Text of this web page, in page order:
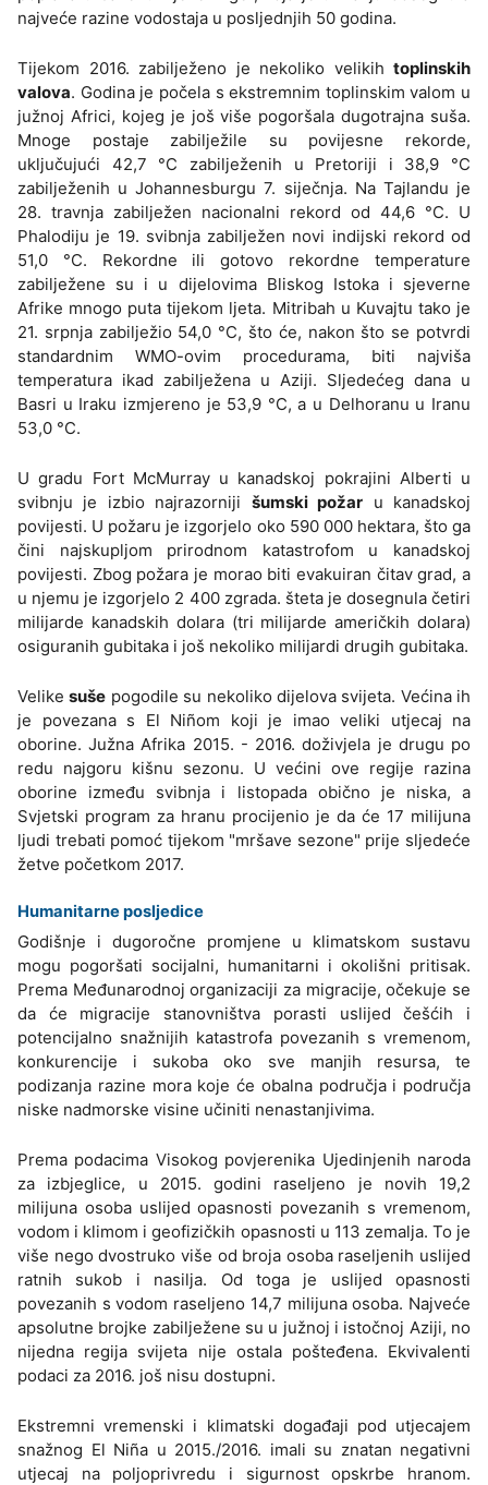
najveće razine vodostaja u posljednjih 50 godina.
Tijekom 2016. zabilježeno je nekoliko velikih toplinskih
valova. Godina je počela s ekstremnim toplinskim valom u
južnoj Africi, kojeg je još više pogoršala dugotrajna suša.
Mnoge postaje zabilježile su povijesne rekorde,
uključujući 42,7 °C zabilježenih u Pretoriji i 38,9 °C
zabilježenih u Johannesburgu 7. siječnja. Na Tajlandu je
28. travnja zabilježen nacionalni rekord od 44,6 °C. U
Phalodiju je 19. svibnja zabilježen novi indijski rekord od
51,0 °C. Rekordne ili gotovo rekordne temperature
zabilježene su i u dijelovima Bliskog Istoka i sjeverne
Afrike mnogo puta tijekom ljeta. Mitribah u Kuvajtu tako je
21. srpnja zabilježio 54,0 °C, što će, nakon što se potvrdi
standardnim WMO-ovim procedurama, biti najviša
temperatura ikad zabilježena u Aziji. Sljedećeg dana u
Basri u Iraku izmjereno je 53,9 °C, a u Delhoranu u Iranu
53,0 °C.
U gradu Fort McMurray u kanadskoj pokrajini Alberti u
svibnju je izbio najrazorniji šumski požar u kanadskoj
povijesti. U požaru je izgorjelo oko 590 000 hektara, što ga
čini najskupljom prirodnom katastrofom u kanadskoj
povijesti. Zbog požara je morao biti evakuiran čitav grad, a
u njemu je izgorjelo 2 400 zgrada. šteta je dosegnula četiri
milijarde kanadskih dolara (tri milijarde američkih dolara)
osiguranih gubitaka i još nekoliko milijardi drugih gubitaka.
Velikesuše pogodile su nekoliko dijelova svijeta. Većina ih
je povezana s El Niñom koji je imao veliki utjecaj na
oborine. Južna Afrika 2015. - 2016. doživjela je drugu po
redu najgoru kišnu sezonu. U većini ove regije razina
oborine između svibnja i listopada obično je niska, a
Svjetski program za hranu procijenio je da će 17 milijuna
ljudi trebati pomoć tijekom "mršave sezone" prije sljedeće
žetve početkom 2017.
Humanitarne posljedice
Godišnje i dugoročne promjene u klimatskom sustavu
mogu pogoršati socijalni, humanitarni i okolišni pritisak.
Prema Međunarodnoj organizaciji za migracije, očekuje se
da će migracije stanovništva porasti uslijed češćih i
potencijalno snažnijih katastrofa povezanih s vremenom,
konkurencije i sukoba oko sve manjih resursa, te
podizanja razine mora koje će obalna područja i područja
niske nadmorske visine učiniti nenastanjivima.
Prema podacima Visokog povjerenika Ujedinjenih naroda
za izbjeglice, u 2015. godini raseljeno je novih 19,2
milijuna osoba uslijed opasnosti povezanih s vremenom,
vodom i klimom i geofizičkih opasnosti u 113 zemalja. To je
više nego dvostruko više od broja osoba raseljenih uslijed
ratnih sukob i nasilja. Od toga je uslijed opasnosti
povezanih s vodom raseljeno 14,7 milijuna osoba. Najveće
apsolutne brojke zabilježene su u južnoj i istočnoj Aziji, no
nijedna regija svijeta nije ostala pošteđena. Ekvivalenti
podaci za 2016. još nisu dostupni.
Ekstremni vremenski i klimatski događaji pod utjecajem
snažnog El Niña u 2015./2016. imali su znatan negativni
utjecaj na poljoprivredu i sigurnost opskrbe hranom.